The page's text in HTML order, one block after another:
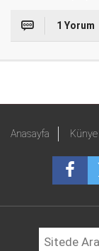
1 Yorum
Anasayfa Künye